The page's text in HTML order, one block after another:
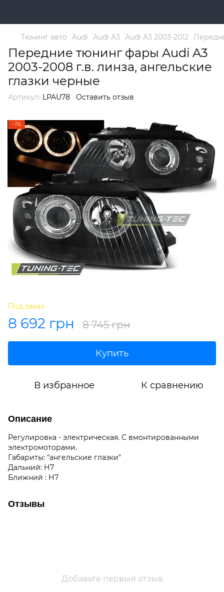
Тюнинг авто Audi Audi A3 Audi A3 2003-2012
Передние тюнинг фары Audi A3
2003-2008 г.в. линза, ангельские
глазки черные
Артикул: LPAU78 Оставить отзыв
−1%
Под заказ
8 692 грн 8 745 грн
Купить
В избранное К сравнению
Описание
Регулировка - электрическая. С вмонтированными
электромоторами.
Габариты: "ангельские глазки"
Дальний: Н7
Ближний : Н7
Отзывы
Добавьте первый отзыв